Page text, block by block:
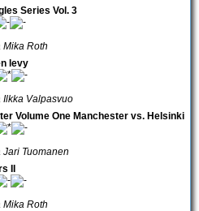
Series Vol. 3
Roth
levy
Ilkka Valpasvuo
Volume One Manchester vs. Helsinki
Tuomanen
II
Roth